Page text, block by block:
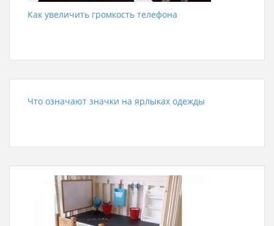
Как увеличить громкость телефона
Что означают значки на ярлыках одежды